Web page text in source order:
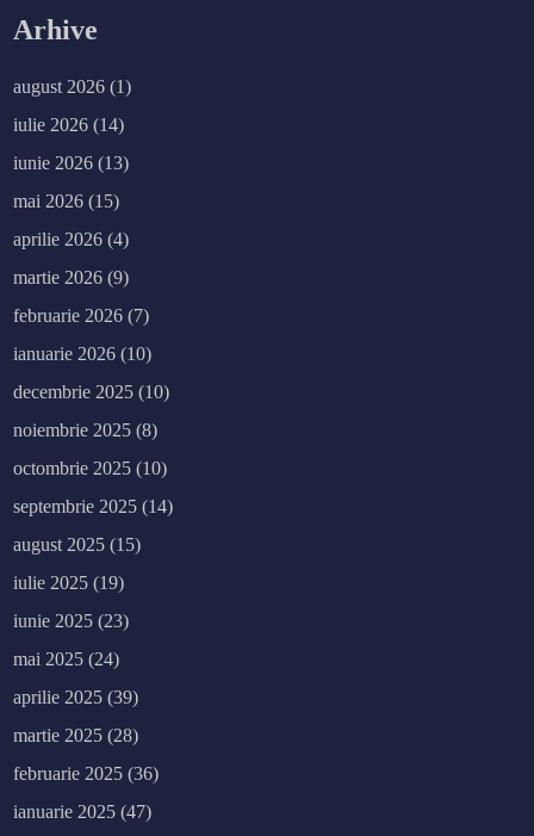
Arhive
august 2026 (1)
iulie 2026 (14)
iunie 2026 (13)
mai 2026 (15)
aprilie 2026 (4)
martie 2026 (9)
februarie 2026 (7)
ianuarie 2026 (10)
decembrie 2025 (10)
noiembrie 2025 (8)
octombrie 2025 (10)
septembrie 2025 (14)
august 2025 (15)
iulie 2025 (19)
iunie 2025 (23)
mai 2025 (24)
aprilie 2025 (39)
martie 2025 (28)
februarie 2025 (36)
ianuarie 2025 (47)